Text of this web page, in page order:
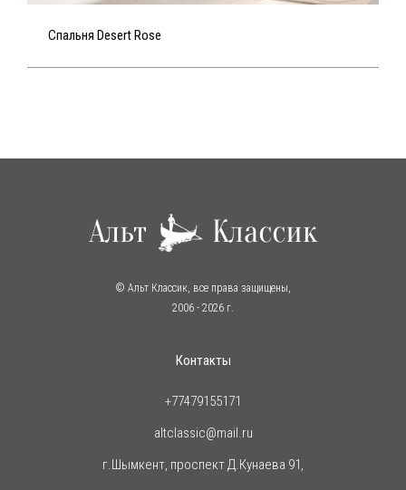
Спальня Desert Rose
© Альт Классик, все права защищены,
2006 - 2026 г.
Контакты
+77479155171
altclassic@mail.ru
г.Шымкент, проспект Д.Кунаева 91,